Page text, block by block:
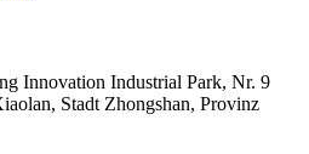
Innovation Industrial Park, Nr. 9
Stadt Zhongshan, Provinz